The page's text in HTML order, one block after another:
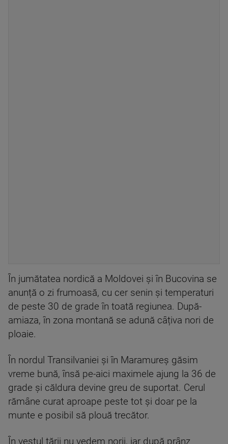
În jumătatea nordică a Moldovei și în Bucovina se
anunță o zi frumoasă, cu cer senin și temperaturi
de peste 30 de grade în toată regiunea. După-
amiaza, în zona montană se adună câțiva nori de
ploaie.
În nordul Transilvaniei și în Maramureș găsim
vreme bună, însă pe-aici maximele ajung la 36 de
grade și căldura devine greu de suportat. Cerul
rămâne curat aproape peste tot și doar pe la
munte e posibil să plouă trecător.
În vestul țării nu vedem norii, iar după prânz